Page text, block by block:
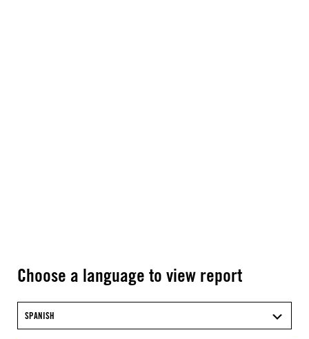
Choose a language to view report
SPANISH